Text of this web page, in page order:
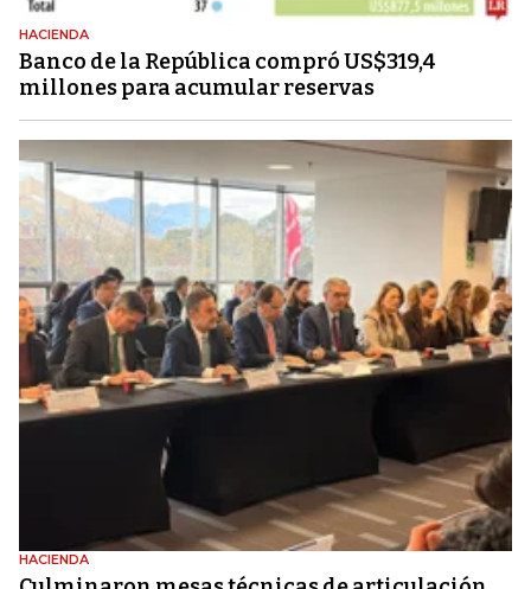
HACIENDA
Banco de la República compró US$319,4
millones para acumular reservas
HACIENDA